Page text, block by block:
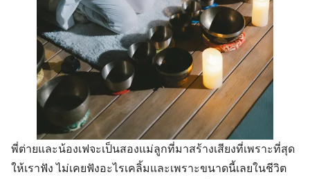
พี่ต่ายและน้องเฟจะเป็นสองแม่ลูกที่มาสร้างเสียงที่เพราะที่สุด
ให้เราฟัง ไม่เคยฟังอะไรเคลิ้มและเพราะขนาดนี้เลยในชีวิต